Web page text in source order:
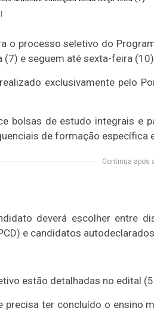
o processo seletivo do
e seguem até sexta-feira
exclusivamente pelo
bolsas de estudo integrais e
de formação específica
Continua após
deverá escolher entre
e candidatos
estão detalhadas no edital
precisa ter concluído o ensino